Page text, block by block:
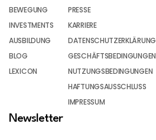
BEWEGUNG
INVESTMENTS
AUSBILDUNG
BLOG
LEXICON
PRESSE
KARRIERE
DATENSCHUTZERKLÄRUNG
NUTZUNGSBEDINGUNGEN
HAFTUNGSAUSSCHLUSS
IMPRESSUM
Newsletter